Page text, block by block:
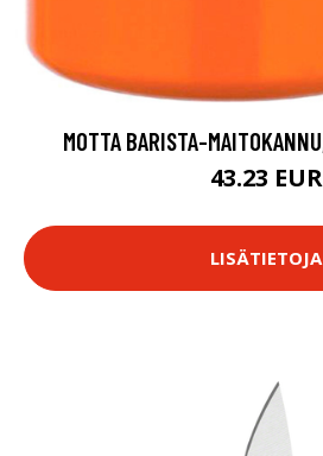
MOTTA BARISTA-
43.23 EUR
LISÄTIETOJA